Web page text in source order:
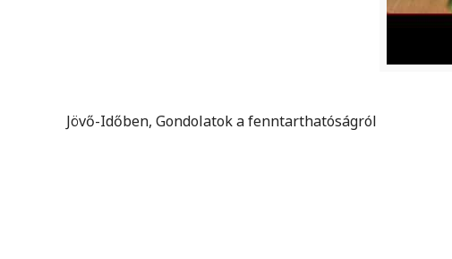
Jövő-Időben, Gondolatok a fenntarthatóságról